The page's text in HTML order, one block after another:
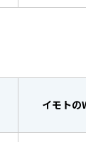
イモトのWiFi